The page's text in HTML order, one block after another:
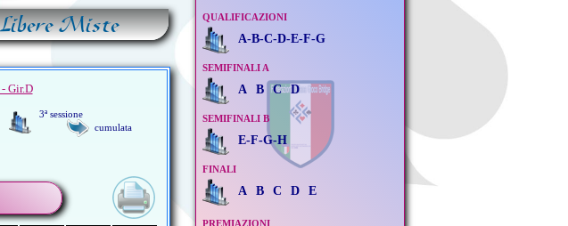
Miste
Gir.D
3ª sessione
cumulata
QUALIFICAZIONI
A-B-C-D-E-F-G
SEMIFINALI A
A B C D
SEMIFINALI B
E-F-G-H
FINALI
A B C D E
PREMIAZIONI